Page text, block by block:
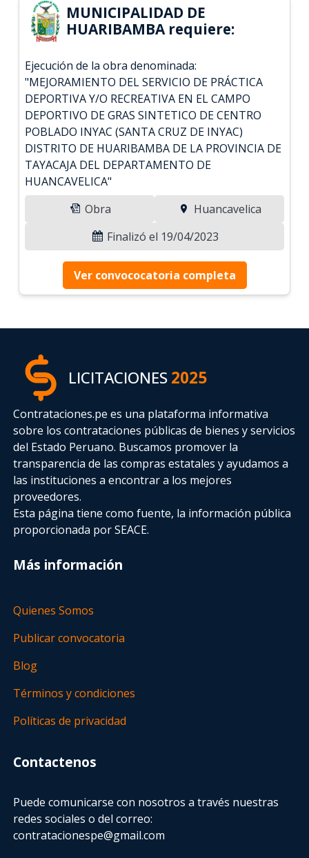
MUNICIPALIDAD DE
HUARIBAMBA requiere:
Ejecución de la obra denominada:
"MEJORAMIENTO DEL SERVICIO DE PRÁCTICA
DEPORTIVA Y/O RECREATIVA EN EL CAMPO
DEPORTIVO DE GRAS SINTETICO DE CENTRO
POBLADO INYAC (SANTA CRUZ DE INYAC)
DISTRITO DE HUARIBAMBA DE LA PROVINCIA DE
TAYACAJA DEL DEPARTAMENTO DE
HUANCAVELICA"
Obra
Huancavelica
Finalizó el 19/04/2023
Ver convococatoria completa
LICITACIONES2025
Contrataciones.pe es una plataforma informativa
sobre los contrataciones públicas de bienes y servicios
del Estado Peruano. Buscamos promover la
transparencia de las compras estatalesy ayudamos a
las instituciones a encontrar a los mejores
proveedores.
Esta página tiene como fuente, la información pública
proporcionada por SEACE.
Más información
Quienes Somos
Publicar convocatoria
Blog
Términos y condiciones
Políticas de privacidad
Contactenos
Puede comunicarse con nosotros a través nuestras
redes sociales o del correo:
contratacionespe@gmail.com